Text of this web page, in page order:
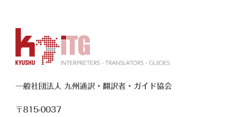
一般社団法人 九州通訳・翻訳者・ガイド協会
〒815-0037